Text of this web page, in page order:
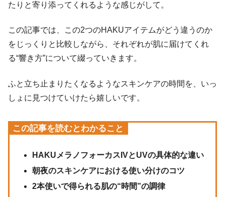
たりと寄り添ってくれるような感じがして。
この記事では、この2つのHAKUアイテムがどう違うのか
をじっくりと比較しながら、それぞれが肌に届けてくれ
る“響き方”について綴っていきます。
ふと立ち止まりたくなるようなスキンケアの時間を、いっ
しょに見つけていけたら嬉しいです。
この記事を読むとわかること
HAKUメラノフォーカスIVとUVの具体的な違い
朝夜のスキンケアにおける使い分けのコツ
2本使いで得られる肌の“時間”の調律